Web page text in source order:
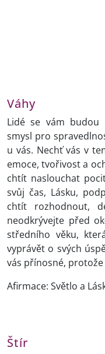
Váhy
Lidé se vám budou
smysl pro
u vás. Nechť vás v
emoce, tvořivost a
chtít naslouchat
svůj čas, Lásku,
chtít rozhodnout,
neodkrývejte před
středního věku,
vyprávět o svých
vás přínosné,
Afirmace: Světlo a
Štír